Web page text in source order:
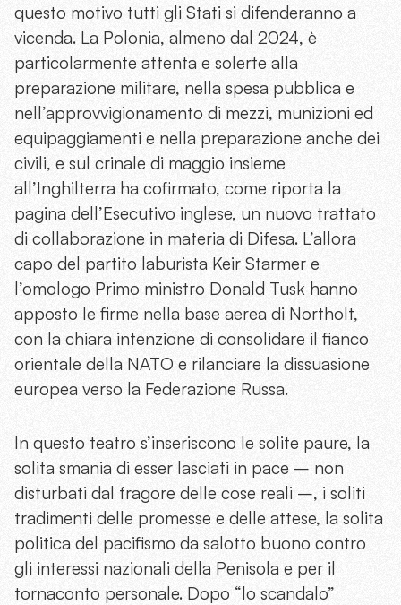
questo motivo tutti gli Stati si difenderanno a
vicenda. La Polonia, almeno dal 2024, è
particolarmente attenta e solerte alla
preparazione militare, nella spesa pubblica e
nell’approvvigionamento di mezzi, munizioni ed
equipaggiamenti e nella preparazione anche dei
civili, e sul crinale di maggio insieme
all’Inghilterra ha cofirmato, come riporta la
pagina dell’Esecutivo inglese, un nuovo trattato
di collaborazione in materia di Difesa. L’allora
capo del partito laburista Keir Starmer e
l’omologo Primo ministro Donald Tusk hanno
apposto le firme nella base aerea di Northolt,
con la chiara intenzione di consolidare il fianco
orientale della NATO e rilanciare la dissuasione
europea verso la Federazione Russa.
In questo teatro s’inseriscono le solite paure, la
solita smania di esser lasciati in pace – non
disturbati dal fragore delle cose reali –, i soliti
tradimenti delle promesse e delle attese, la solita
politica del pacifismo da salotto buono contro
gli interessi nazionali della Penisola e per il
tornaconto personale. Dopo “lo scandalo”